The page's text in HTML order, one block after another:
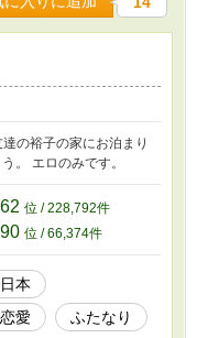
の裕子の家にお泊まり
。 エロのみです。
位 / 228,792件
位 / 66,374件
本
恋愛 ふたなり